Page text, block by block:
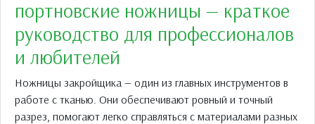
портновские ножницы — краткое
руководство для профессионалов
и любителей
Ножницы закройщика — один из главных инструментов в
работе с тканью. Они обеспечивают ровный и точный
разрез, помогают легко справляться с материалами разных